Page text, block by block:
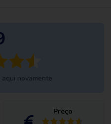
Preço
novamente